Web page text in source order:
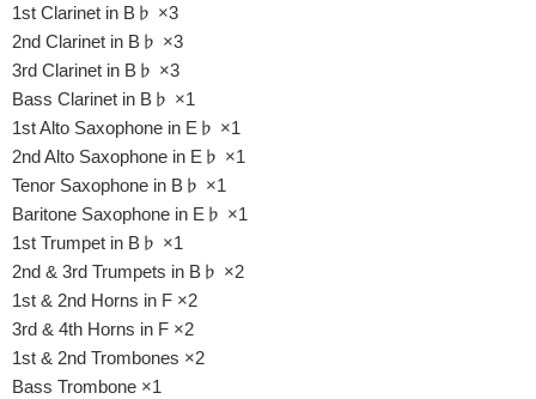
1st Clarinet in B♭ ×3
2nd Clarinet in B♭ ×3
3rd Clarinet in B♭ ×3
Bass Clarinet in B♭ ×1
1st Alto Saxophone in E♭ ×1
2nd Alto Saxophone in E♭ ×1
Tenor Saxophone in B♭ ×1
Baritone Saxophone in E♭ ×1
1st Trumpet in B♭ ×1
2nd & 3rd Trumpets in B♭ ×2
1st & 2nd Horns in F ×2
3rd & 4th Horns in F ×2
1st & 2nd Trombones ×2
Bass Trombone ×1